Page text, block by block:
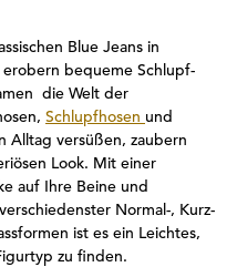
Blue Jeans in
bequeme Schlupf-
die Welt der
Schlupfhosen und
Alltag versüßen, zaubern
Look. Mit einer
auf Ihre Beine und
Normal-, Kurz-
ist es ein Leichtes,
zu finden.